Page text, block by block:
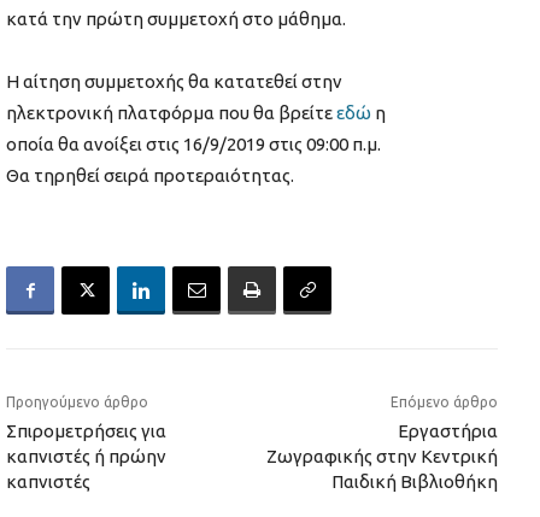
κατά την πρώτη συμμετοχή στο μάθημα.
Η αίτηση συμμετοχής θα κατατεθεί στην
ηλεκτρονική πλατφόρμα που θα βρείτεεδώ η
οποία θα ανοίξει στις 16/9/2019 στις 09:00 π.μ.
Θα τηρηθεί σειρά προτεραιότητας.
Προηγούμενο άρθρο
Σπιρομετρήσεις για
καπνιστές ή πρώην
καπνιστές
Επόμενο άρθρο
Εργαστήρια
Ζωγραφικής στην Κεντρική
Παιδική Βιβλιοθήκη